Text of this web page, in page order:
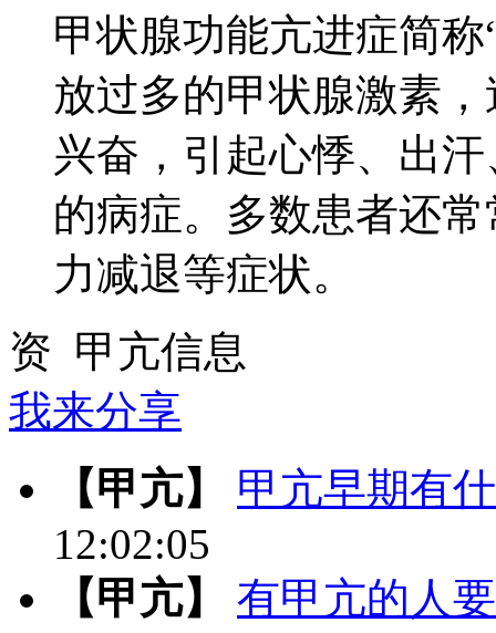
甲状腺功能亢进症简
放过多的甲状腺激素
兴奋，引起心悸、出
的病症。多数患者还
力减退等症状。
资 甲亢信息
我来分享
【甲亢】
甲亢早期有
12:02:05
【甲亢】
有甲亢的人